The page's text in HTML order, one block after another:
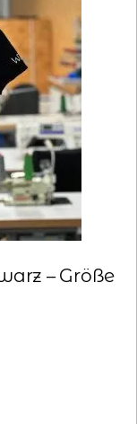
– Größe